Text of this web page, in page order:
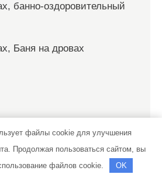
банно-оздоровительный
Баня на дровах
файлы cookie для улучшения
Продолжая пользоваться сайтом, вы
файлов cookie.
OK